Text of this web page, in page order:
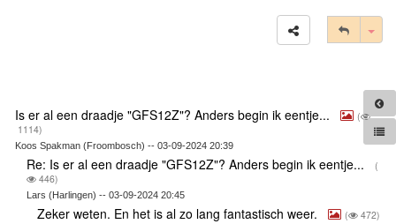
Is er al een draadje "GFS12Z"? Anders begin ik eentje...
(
1114)
Koos Spakman (Froombosch) -- 03-09-2024 20:39
Re: Is er al een draadje "GFS12Z"? Anders begin ik eentje...
(
446)
Lars (Harlingen) -- 03-09-2024 20:45
Zeker weten. En het is al zo lang fantastisch weer. ( 472)